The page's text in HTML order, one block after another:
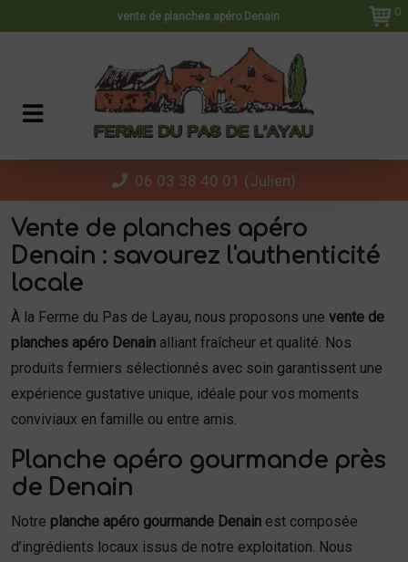
vente de planches apéro Denain 0
06 03 38 40 01 (Julien)
Vente de planches apéro
Denain : savourez l'authenticité
locale
À la Ferme du Pas de Layau, nous proposons une vente de
planches apéro Denain alliant fraîcheur et qualité. Nos
produits fermiers sélectionnés avec soin garantissent une
expérience gustative unique, idéale pour vos moments
conviviaux en famille ou entre amis.
Planche apéro gourmande près
de Denain
Notre planche apéro gourmande Denain est composée
d’ingrédients locaux issus de notre exploitation. Nous
Panneau de gestion des cookies